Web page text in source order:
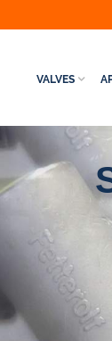
VALVES